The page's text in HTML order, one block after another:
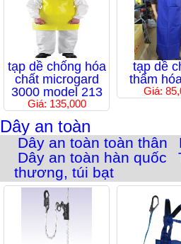
tạp dề chống hóa
chất microgard
3000 model 213
Giá: 135,000
tạp dề
thấm
Giá:
Dây an toàn
Dây an toàn toàn thân
Dây an toàn hàn quốc
thương, túi bạt